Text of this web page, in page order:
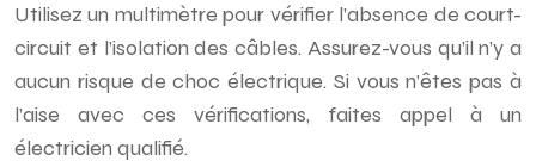
Utilisez un multimètre pour vérifier l’absence de court-
circuit et l’isolation des câbles. Assurez-vous qu’il n’y a
aucun risque de choc électrique. Si vous n’êtes pas à
l’aise avec ces vérifications, faites appel à un
électricien qualifié.